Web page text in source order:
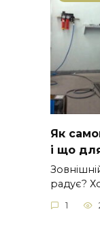
Як
і що
радує?
1